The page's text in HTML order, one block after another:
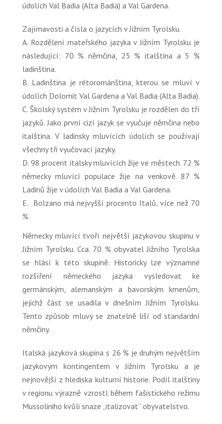
údolích Val Badia (Alta Badia) a Val Gardena.
Zajímavosti a čísla o jazycích v Jižním Tyrolsku.
A. Rozdělení mateřského jazyka v Jižním Tyrolsku je
následující: 70 % němčina, 25 % italština a 5 %
ladinština.
B. Ladinština je rétorománština, kterou se mluví v
údolích Dolomit Val Gardena a Val Badia (Alta Badia).
C. Školský systém v Jižním Tyrolsku je rozdělen do tří
jazyků. Jako první cizí jazyk se vyučuje němčina nebo
italština. V ladinsky mluvících údolích se používají
všechny tři vyučovací jazyky.
D. 98 procent italsky mluvících žije ve městech. 72 %
německy mluvící populace žije na venkově. 87 %
Ladinů žije v údolích Val Badia a Val Gardena.
E. Bolzano má nejvyšší procento Italů, více než 70
%.
Německy mluvící tvoří největší jazykovou skupinu v
Jižním Tyrolsku. Cca. 70 % obyvatel Jižního Tyrolska
se hlásí k této skupině. Historicky lze významné
rozšíření německého jazyka vysledovat ke
germánským, alemanským a bavorským kmenům,
jejichž část se usadila v dnešním Jižním Tyrolsku.
Tento způsob mluvy se znatelně liší od standardní
němčiny.
Italská jazyková skupina s 26 % je druhým největším
jazykovým kontingentem v Jižním Tyrolsku a je
nejnovější z hlediska kulturní historie. Podíl italštiny
v regionu výrazně vzrostl během fašistického režimu
Mussoliniho kvůli snaze „italizovat“ obyvatelstvo.